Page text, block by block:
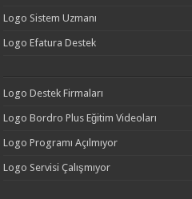
Logo Sistem Uzmanı
Logo Efatura Destek
Logo Destek Firmaları
Logo Bordro Plus Eğitim Videoları
Logo Programı Açılmıyor
Logo Servisi Çalışmıyor